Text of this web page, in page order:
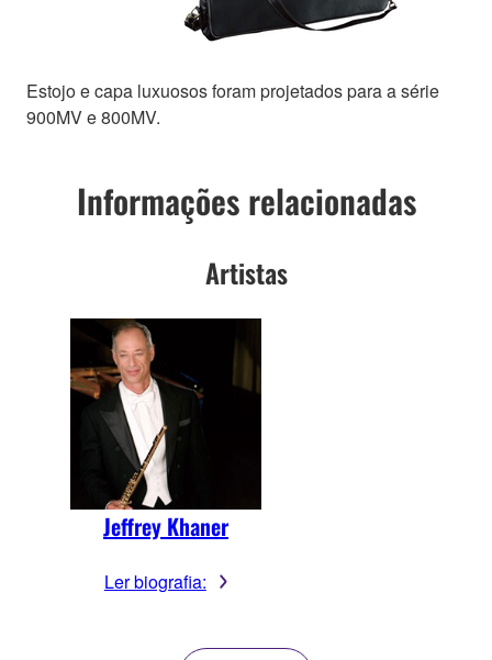
Estojo e capa luxuosos foram projetados para a série
900MV e 800MV.
Informações relacionadas
Artistas
Jeffrey Khaner
Ler biografia: